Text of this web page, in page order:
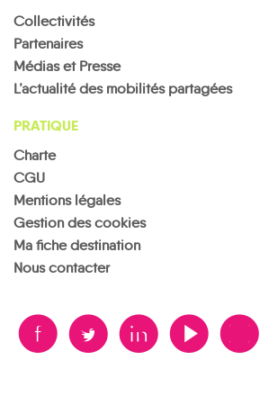
Collectivités
Partenaires
Médias et Presse
L’actualité des mobilités partagées
PRATIQUE
Charte
CGU
Mentions légales
Gestion des cookies
Ma fiche destination
Nous contacter
B A D F V